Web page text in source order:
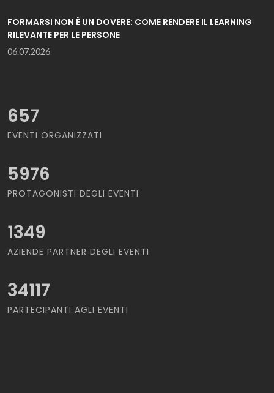
FORMARSI NON È UN DOVERE: COME RENDERE IL LEARNING
RILEVANTE PER LE PERSONE
06.07.2026
657
EVENTI ORGANIZZATI
5976
PROTAGONISTI DEGLI EVENTI
1349
AZIENDE PARTNER DEGLI EVENTI
34117
PARTECIPANTI AGLI EVENTI